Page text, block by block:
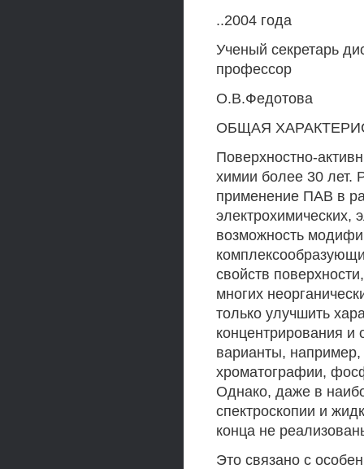
..2004 года
Ученый секретарь
профессор
О.В.Федотова
ОБЩАЯ
Поверхностно-
химии более 30 лет.
применение ПАВ в
электрохимических,
возможность
свойств
многих
только улучшить
концентрирования
варианты,
хроматографии,
Однако, даже в
спектроскопии и
конца не
Это связано с